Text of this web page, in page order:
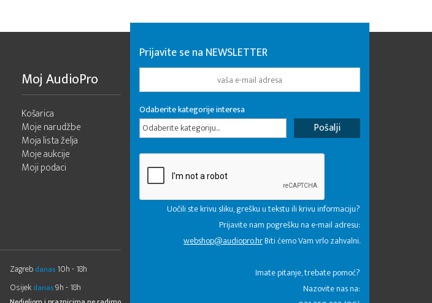
Moj AudioPro
Košarica
Moje narudžbe
Moja lista želja
Moje aukcije
Moji podaci
Zagreb danas 10h - 18h
Osijek danas9h - 18h
Prijavite se na NEWSLETTER
Odaberite kategorije interesa
Odaberite kategoriju...
Uočili ste krivu sliku, grešku u tekstu ili krivu informaciju?
Prijavite nam pogrešku na e-mail adresu:
webshop@audiopro.hrBiti ćemo Vam vrlo zahvalni.
​Imate pitanje, trebate pomoć?
Nazovite nas na: